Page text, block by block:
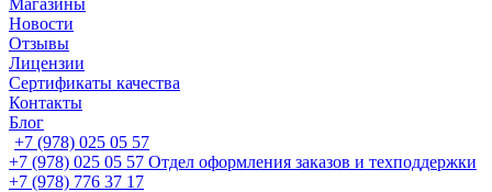
Магазины
Новости
Отзывы
Лицензии
Сертификаты качества
Контакты
Блог
+7 (978) 025 05 57
+7 (978) 025 05 57 Отдел оформления заказов и техподдержки
+7 (978) 776 37 17